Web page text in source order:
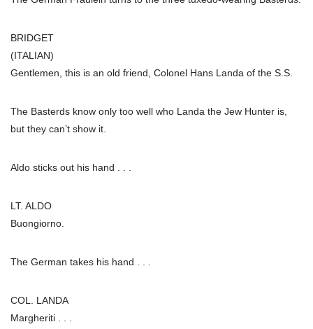
BRIDGET
(ITALIAN)
Gentlemen, this is an old friend, Colonel Hans Landa of the S.S.
The Basterds know only too well who Landa the Jew Hunter is,
but they can’t show it.
Aldo sticks out his hand . . .
LT. ALDO
Buongiorno.
The German takes his hand . . .
COL. LANDA
Margheriti . . .